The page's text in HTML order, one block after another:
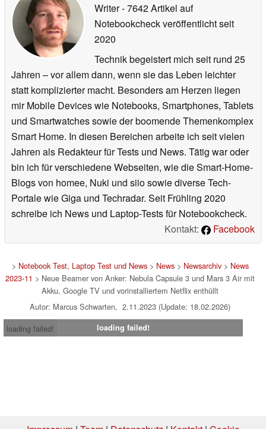
Writer- 7642 Artikel auf
Notebookcheck veröffentlichtseit
2020
Technik begeistert mich seit rund 25
Jahren – vor allem dann, wenn sie das Leben leichter
statt komplizierter macht. Besonders am Herzen liegen
mir Mobile Devices wie Notebooks, Smartphones, Tablets
und Smartwatches sowie der boomende Themenkomplex
Smart Home. In diesen Bereichen arbeite ich seit vielen
Jahren als Redakteur für Tests und News. Tätig war oder
bin ich für verschiedene Webseiten, wie die Smart-Home-
Blogs von homee, Nuki und siio sowie diverse Tech-
Portale wie Giga und Techradar. Seit Frühling 2020
schreibe ich News und Laptop-Tests für Notebookcheck.
Kontakt:
Facebook
> Notebook Test, Laptop Test und News> News> Newsarchiv> News
2023-11 > Neue Beamer von Anker: Nebula Capsule 3 und Mars 3 Air mit
Akku, Google TV und vorinstalliertem Netflix enthüllt
Autor: Marcus Schwarten, 2.11.2023 (Update: 18.02.2026)
loading failed!
loading failed!